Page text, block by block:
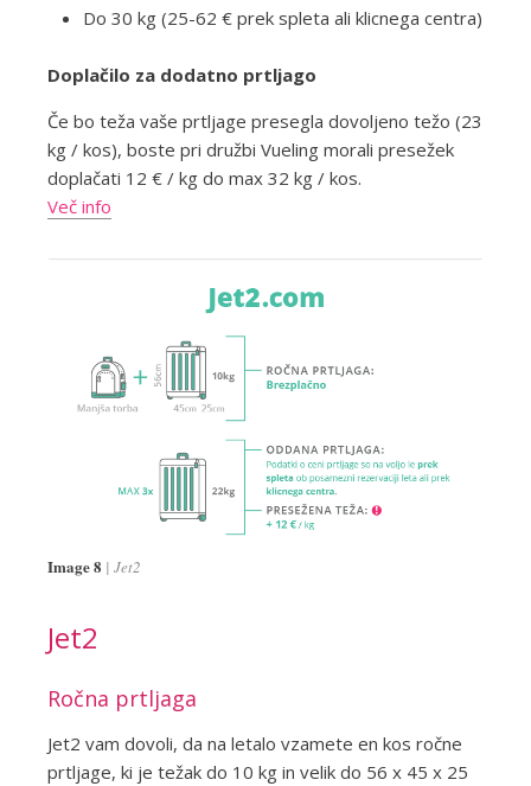
Do 30 kg (25-62 € prek spleta ali klicnega centra)
Doplačilo za dodatno prtljago
Če bo teža vaše prtljage presegla dovoljeno težo (23
kg / kos), boste pri družbi Vueling morali presežek
doplačati 12 € / kg do max 32 kg / kos.
Več info
Image 8 Jet2
Jet2
Ročna prtljaga
Jet2 vam dovoli, da na letalo vzamete en kos ročne
prtljage, ki je težak do 10 kg in velik do 56 x 45 x 25